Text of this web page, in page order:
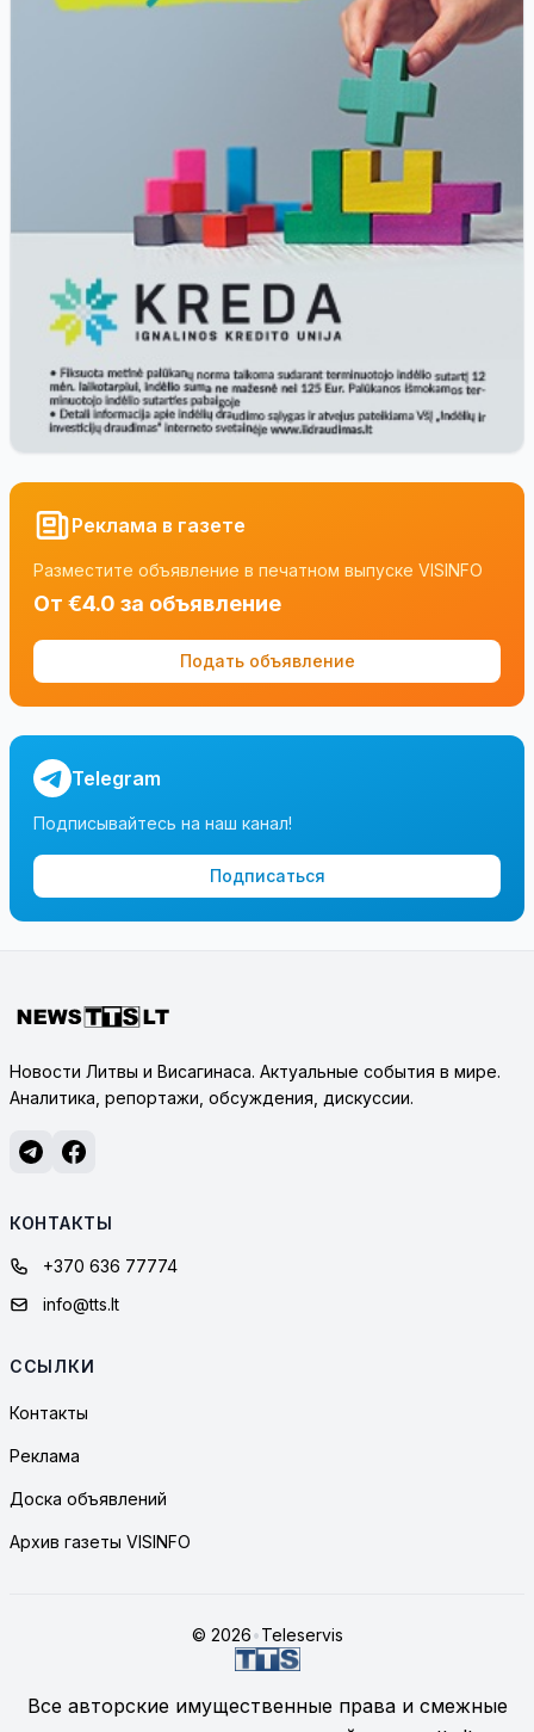
Реклама в газете
Разместите объявление в печатном выпуске VISINFO
От €4.0 за объявление
Подать объявление
Telegram
Подписывайтесь на наш канал!
Подписаться
Новости Литвы и Висагинаса. Актуальные события в мире.
Аналитика, репортажи, обсуждения, дискуссии.
КОНТАКТЫ
+370 636 77774
info@tts.lt
ССЫЛКИ
Контакты
Реклама
Доска объявлений
Архив газеты VISINFO
© 2026•Teleservis
Все авторские имущественные права и смежные